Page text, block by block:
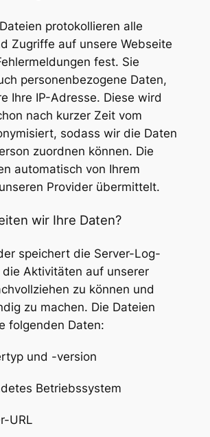
protokollieren alle
Zugriffe auf unsere Webseite
fest. Sie
personenbezogene Daten,
Ihre IP-Adresse. Diese wird
nach kurzer Zeit vom
sodass wir die Daten
zuordnen können. Die
automatisch von Ihrem
Provider übermittelt.
wir Ihre Daten?
speichert die Server-Log-
die Aktivitäten auf unserer
zu können und
zu machen. Die Dateien
folgenden Daten:
und -version
Betriebssystem
URL